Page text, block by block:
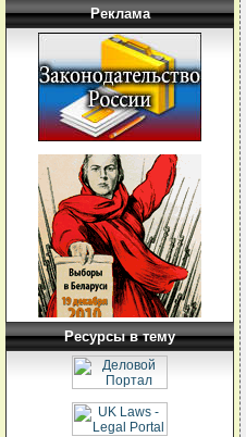
Реклама
Ресурсы в тему